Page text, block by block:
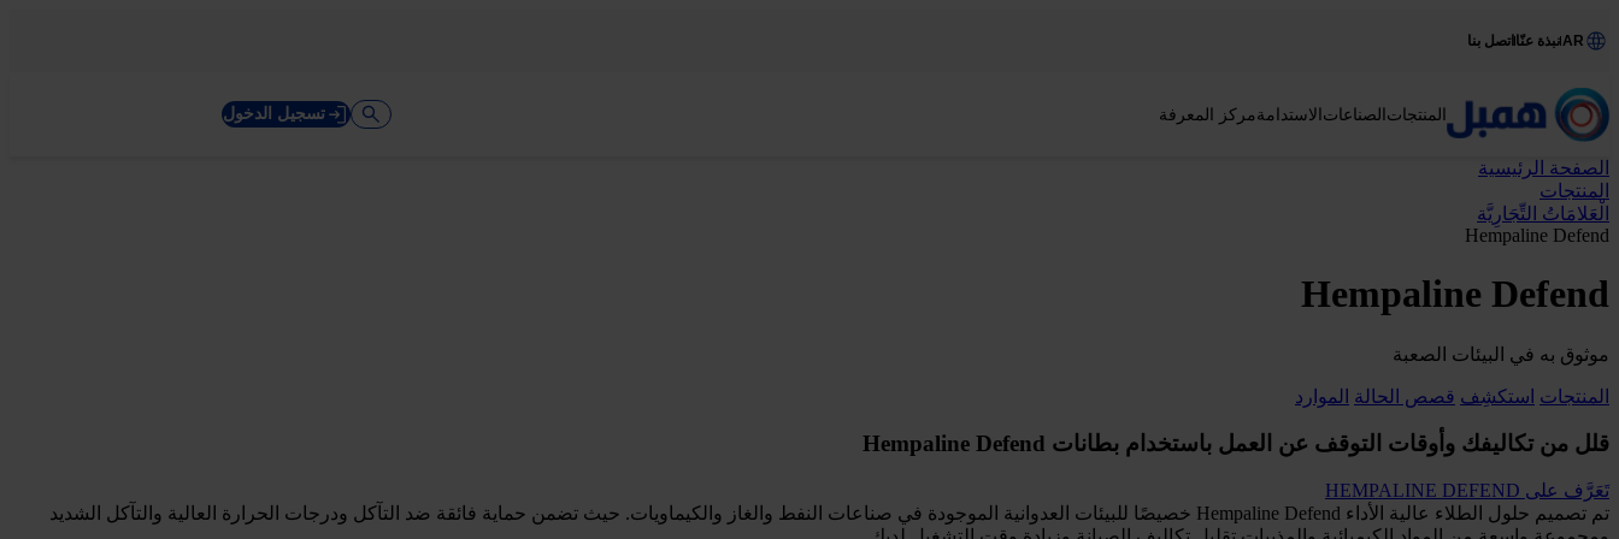
AR نبذة عنّا اتصل بنا
المنتجات الصناعات الاستدامة مركز المعرفة تسجيل الدخول
الصفحة الرئيسية
المنتجات
الْعَلامَاتُ التِّجَارِيَّة
Hempaline Defend
Hempaline Defend
موثوق به في البيئات الصعبة
المنتجات استكشِف قصص الحالة الموارد
قلل من تكاليفك وأوقات التوقف عن العمل باستخدام بطانات Hempaline Defend
تَعَرَّف على HEMPALINE DEFEND
تم تصميم حلول الطلاء عالية الأداء Hempaline Defend خصيصًا للبيئات العدوانية الموجودة في صناعات النفط والغاز والكيماويات. حيث تضمن حماية فائقة ضد التآكل ودرجات الحرارة العالية والتآكل الشديد